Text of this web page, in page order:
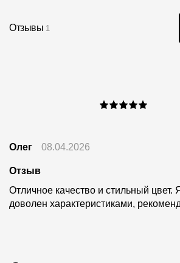
Отзывы 1
Олег 08.04.2026
Отзыв
Отличное качество и стильный цвет.
доволен характеристиками,